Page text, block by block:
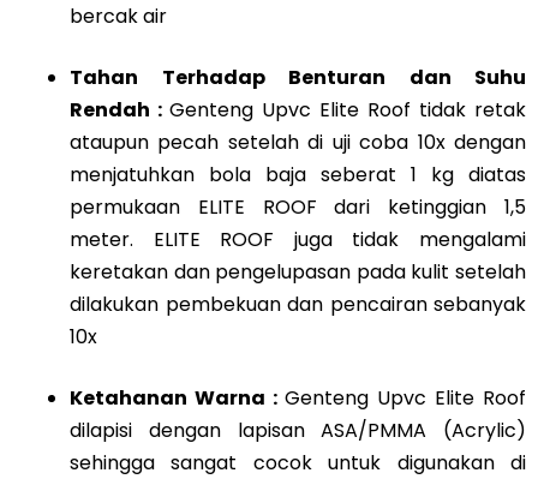
bercak air
Tahan Terhadap Benturan dan Suhu
Rendah : Genteng Upvc Elite Roof tidak retak
ataupun pecah setelah di uji coba 10x dengan
menjatuhkan bola baja seberat 1 kg diatas
permukaan ELITE ROOF dari ketinggian 1,5
meter. ELITE ROOF juga tidak mengalami
keretakan dan pengelupasan pada kulit setelah
dilakukan pembekuan dan pencairan sebanyak
10x
Ketahanan Warna : Genteng Upvc Elite Roof
dilapisi dengan lapisan ASA/PMMA (Acrylic)
sehingga sangat cocok untuk digunakan di